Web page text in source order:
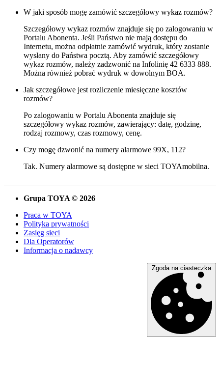
W jaki sposób mogę zamówić szczegółowy wykaz rozmów?
Szczegółowy wykaz rozmów znajduje się po zalogowaniu w
Portalu Abonenta. Jeśli Państwo nie mają dostępu do
Internetu, można odpłatnie zamówić wydruk, który zostanie
wysłany do Państwa pocztą. Aby zamówić szczegółowy
wykaz rozmów, należy zadzwonić na Infolinię 42 6333 888.
Można również pobrać wydruk w dowolnym BOA.
Jak szczegółowe jest rozliczenie miesięczne kosztów
rozmów?
Po zalogowaniu w Portalu Abonenta znajduje się
szczegółowy wykaz rozmów, zawierający: datę, godzinę,
rodzaj rozmowy, czas rozmowy, cenę.
Czy mogę dzwonić na numery alarmowe 99X, 112?
Tak. Numery alarmowe są dostępne w sieci TOYAmobilna.
Grupa TOYA © 2026
Praca w TOYA
Polityka prywatności
Zasięg sieci
Dla Operatorów
Informacja o nadawcy
Zgoda na ciasteczka